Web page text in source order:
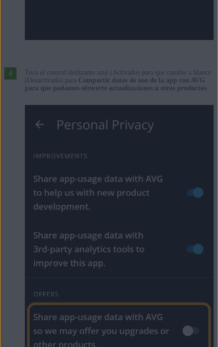
Toca el control deslizante azul (Activado) para que cambie a blanco
(Desactivado) para Compartir datos de uso de la app con AVG
para que podamos ofrecerte actualizaciones u otros productos.